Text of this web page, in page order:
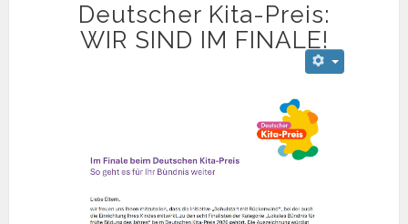
Deutscher Kita-Preis:
WIR SIND IM FINALE!